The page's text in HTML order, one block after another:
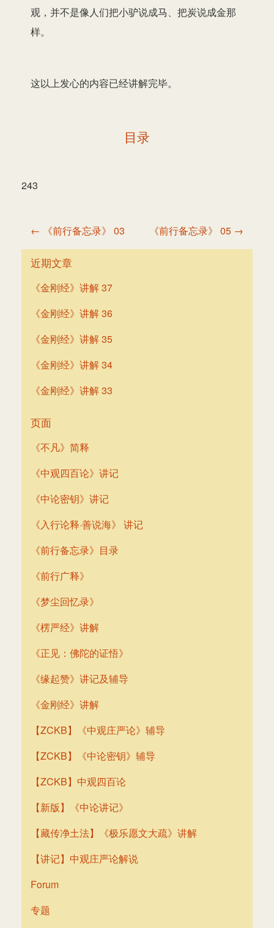
观，并不是像人们把小驴说成马、把炭说成金那
样。
这以上发心的内容已经讲解完毕。
目录
243
文
章
导
航
← 《前行备忘录》 03 《前行备忘录》 05 →
近期文章
《金刚经》讲解 37
《金刚经》讲解 36
《金刚经》讲解 35
《金刚经》讲解 34
《金刚经》讲解 33
页面
《不凡》简释
《中观四百论》讲记
《中论密钥》讲记
《入行论释·善说海》 讲记
《前行备忘录》目录
《前行广释》
《梦尘回忆录》
《楞严经》讲解
《正见：佛陀的证悟》
《缘起赞》讲记及辅导
《金刚经》讲解
【ZCKB】《中观庄严论》辅导
【ZCKB】《中论密钥》辅导
【ZCKB】中观四百论
【新版】《中论讲记》
【藏传净土法】《极乐愿文大疏》讲解
【讲记】中观庄严论解说
Forum
专题